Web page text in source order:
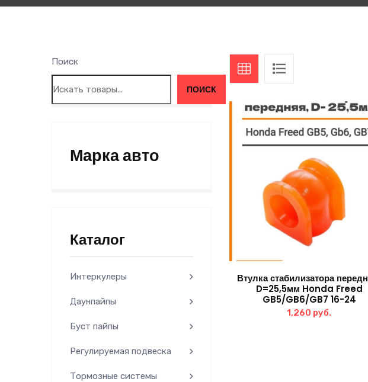
Поиск
ПОИСК
Марка авто
Каталог
Интеркулеры
Даунпайпы
Буст пайпы
Регулируемая подвеска
Тормозные системы
Втулка стабилизатора
D=25,5мм Honda Freed
GB5/GB6/GB7 16-24
1,260 руб.